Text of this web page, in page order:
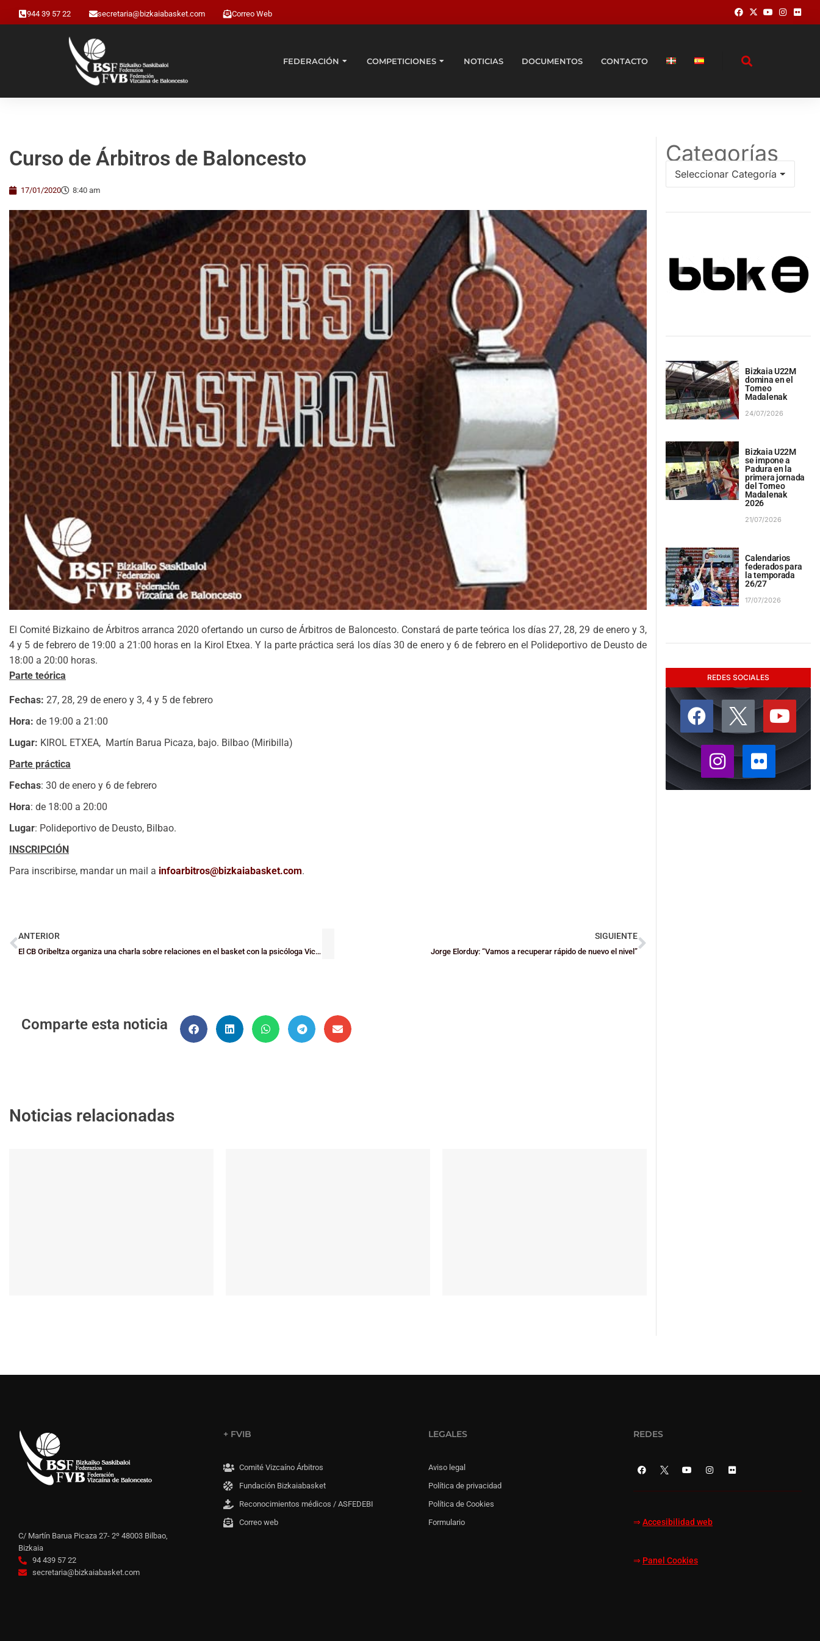
944 39 57 22 secretaria@bizkaiabasket.com Correo Web
FEDERACIÓN COMPETICIONES NOTICIAS DOCUMENTOS CONTACTO
Curso de Árbitros de Baloncesto
17/01/2020 8:40 am
El Comité Bizkaino de Árbitros arranca 2020 ofertando un curso de Árbitros de Baloncesto. Constará de parte teórica los días 27, 28, 29 de enero y 3,
4 y 5 de febrero de 19:00 a 21:00 horas en la Kirol Etxea. Y la parte práctica será los días 30 de enero y 6 de febrero en el Polideportivo de Deusto de
18:00 a 20:00 horas.
Parte teórica
Fechas: 27, 28, 29 de enero y 3, 4 y 5 de febrero
Hora: de 19:00 a 21:00
Lugar: KIROL ETXEA, Martín Barua Picaza, bajo. Bilbao (Miribilla)
Parte práctica
Fechas: 30 de enero y 6 de febrero
Hora: de 18:00 a 20:00
Lugar: Polideportivo de Deusto, Bilbao.
INSCRIPCIÓN
Para inscribirse, mandar un mail a infoarbitros@bizkaiabasket.com.
ANTERIOR
El CB Oribeltza organiza una charla sobre relaciones en el basket con la psicóloga Victoria Arrontes
SIGUIENTE
Jorge Elorduy: “Vamos a recuperar rápido de nuevo el nivel”
Comparte esta noticia
Noticias relacionadas
Categorías
Bizkaia U22M
domina en el
Torneo
Madalenak
24/07/2026
Bizkaia U22M
se impone a
Padura en la
primera jornada
del Torneo
Madalenak
2026
21/07/2026
Calendarios
federados para
la temporada
26/27
17/07/2026
REDES SOCIALES
C/ Martín Barua Picaza 27- 2º 48003 Bilbao,
Bizkaia
94 439 57 22
secretaria@bizkaiabasket.com
+ FVIB
Comité Vizcaíno Árbitros
Fundación Bizkaiabasket
Reconocimientos médicos / ASFEDEBI
Correo web
LEGALES
Aviso legal
Política de privacidad
Política de Cookies
Formulario
REDES
⇒ Accesibilidad web
⇒ Panel Cookies